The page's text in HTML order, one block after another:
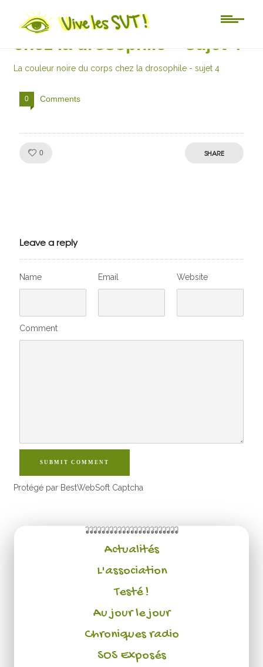
La couleur noire du corps
chez la drosophile – sujet 4
La couleur noire du corps chez la drosophile - sujet 4
0 Comments
0 SHARE
Leave a reply
Name Email Website
Comment
SUBMIT COMMENT
Protégé par BestWebSoft Captcha
Actualités
L'association
Testé !
Au jour le jour
Chroniques radio
SOS Exposés